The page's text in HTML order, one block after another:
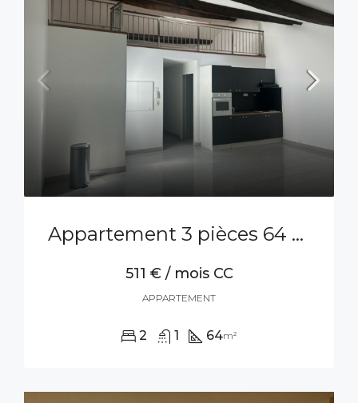
Appartement 3 pièces 64 m²
511 € / mois CC
APPARTEMENT
2 1 64m²